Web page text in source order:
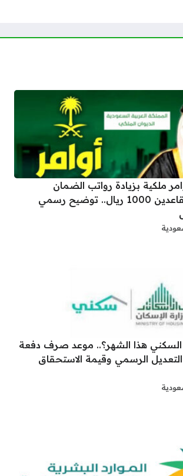
ملكية بزيادة رواتب الضمان
الاجتماعي والمتقاعدين 1000 ريال.. توضيح رسمي
السكني هذا الشهر؟.. موعد صرف دفعة
2026 بعد التعديل الرسمي وقيمة الاستحقاق